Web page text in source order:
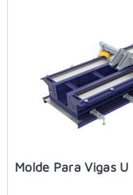
Molde Para Vigas U